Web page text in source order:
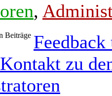
,
Feedback
zu